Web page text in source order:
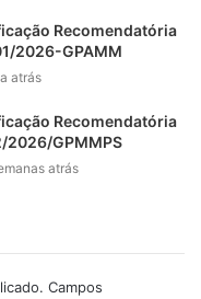
Recomendatória
2026-GPAMM
atrás
Recomendatória
2026/GPMMPS
atrás
Campos